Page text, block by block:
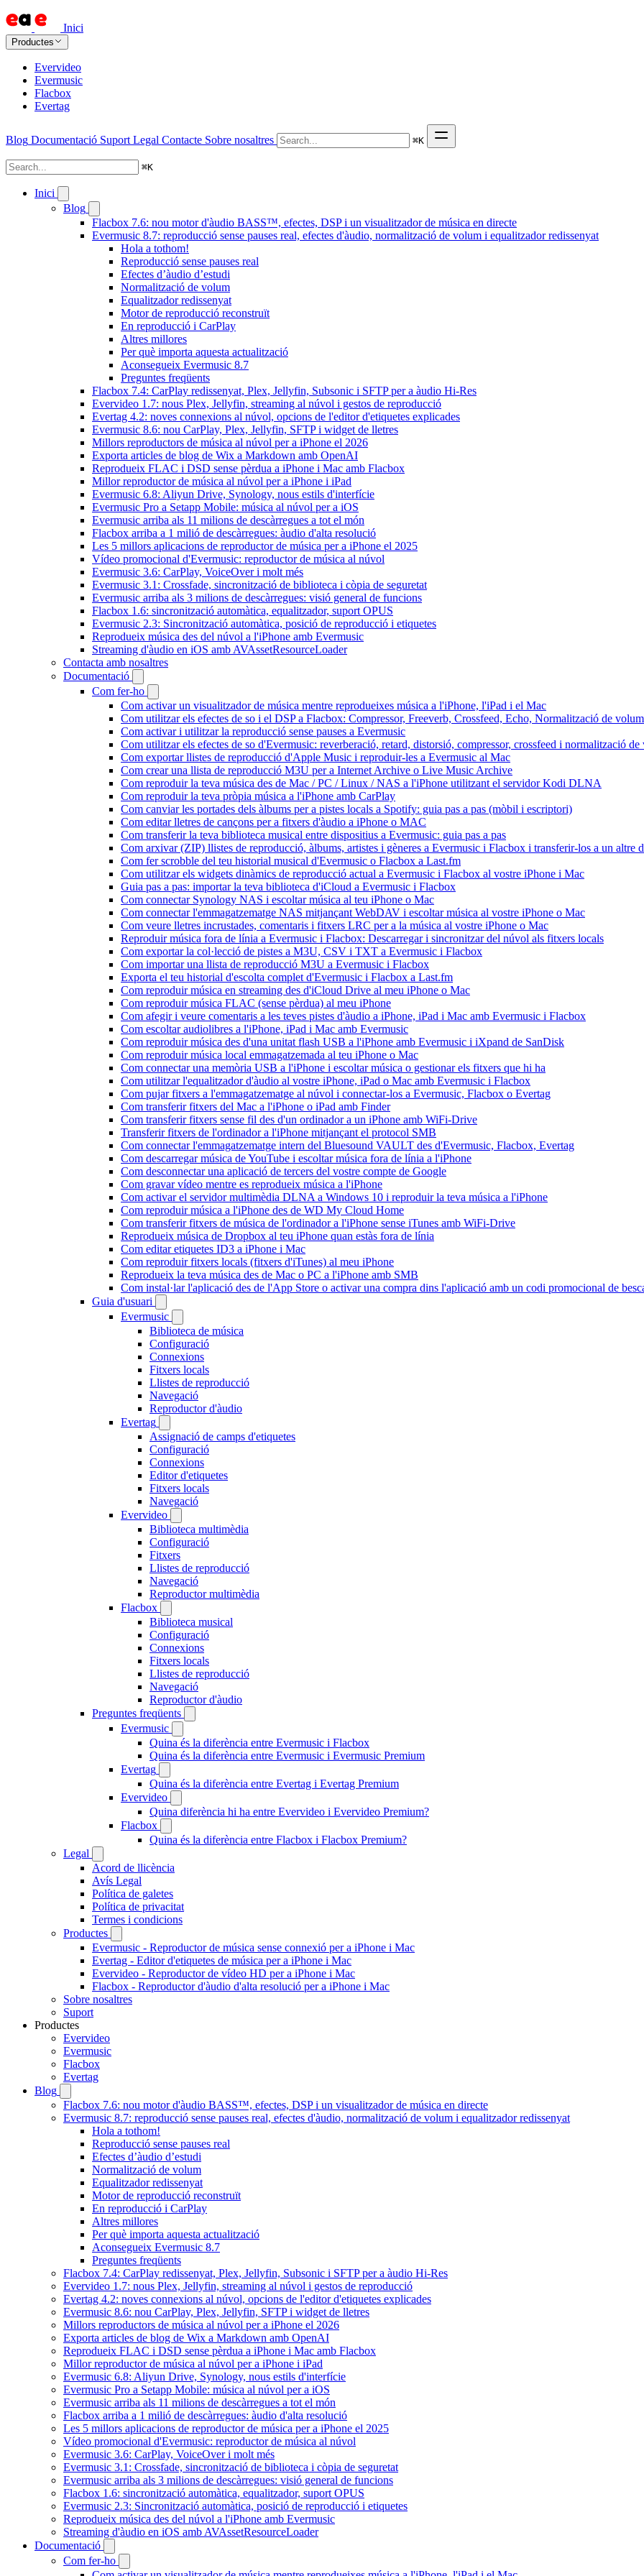
Inici
Productes
Evervideo
Evermusic
Flacbox
Evertag
Blog Documentació Suport Legal Contacte Sobre nosaltres ⌘K
⌘K
Inici
Blog
Flacbox 7.6: nou motor d'àudio BASS™, efectes, DSP i un visualitzador de música en directe
Evermusic 8.7: reproducció sense pauses real, efectes d'àudio, normalització de volum i equalitzador redissenyat
Hola a tothom!
Reproducció sense pauses real
Efectes d’àudio d’estudi
Normalització de volum
Equalitzador redissenyat
Motor de reproducció reconstruït
En reproducció i CarPlay
Altres millores
Per què importa aquesta actualització
Aconsegueix Evermusic 8.7
Preguntes freqüents
Flacbox 7.4: CarPlay redissenyat, Plex, Jellyfin, Subsonic i SFTP per a àudio Hi-Res
Evervideo 1.7: nous Plex, Jellyfin, streaming al núvol i gestos de reproducció
Evertag 4.2: noves connexions al núvol, opcions de l'editor d'etiquetes explicades
Evermusic 8.6: nou CarPlay, Plex, Jellyfin, SFTP i widget de lletres
Millors reproductors de música al núvol per a iPhone el 2026
Exporta articles de blog de Wix a Markdown amb OpenAI
Reprodueix FLAC i DSD sense pèrdua a iPhone i Mac amb Flacbox
Millor reproductor de música al núvol per a iPhone i iPad
Evermusic 6.8: Aliyun Drive, Synology, nous estils d'interfície
Evermusic Pro a Setapp Mobile: música al núvol per a iOS
Evermusic arriba als 11 milions de descàrregues a tot el món
Flacbox arriba a 1 milió de descàrregues: àudio d'alta resolució
Les 5 millors aplicacions de reproductor de música per a iPhone el 2025
Vídeo promocional d'Evermusic: reproductor de música al núvol
Evermusic 3.6: CarPlay, VoiceOver i molt més
Evermusic 3.1: Crossfade, sincronització de biblioteca i còpia de seguretat
Evermusic arriba als 3 milions de descàrregues: visió general de funcions
Flacbox 1.6: sincronització automàtica, equalitzador, suport OPUS
Evermusic 2.3: Sincronització automàtica, posició de reproducció i etiquetes
Reprodueix música des del núvol a l'iPhone amb Evermusic
Streaming d'àudio en iOS amb AVAssetResourceLoader
Contacta amb nosaltres
Documentació
Com fer-ho
Com activar un visualitzador de música mentre reprodueixes música a l'iPhone, l'iPad i el Mac
Com utilitzar els efectes de so i el DSP a Flacbox: Compressor, Freeverb, Crossfeed, Echo, Normalització de
Com activar i utilitzar la reproducció sense pauses a Evermusic
Com utilitzar els efectes de so d'Evermusic: reverberació, retard, distorsió, compressor, crossfeed i normalització de
Com exportar llistes de reproducció d'Apple Music i reproduir-les a Evermusic al Mac
Com crear una llista de reproducció M3U per a Internet Archive o Live Music Archive
Com reproduir la teva música des de Mac / PC / Linux / NAS a l'iPhone utilitzant el servidor Kodi DLNA
Com reproduir la teva pròpia música a l'iPhone amb CarPlay
Com canviar les portades dels àlbums per a pistes locals a Spotify: guia pas a pas (mòbil i escriptori)
Com editar lletres de cançons per a fitxers d'àudio a iPhone o MAC
Com transferir la teva biblioteca musical entre dispositius a Evermusic: guia pas a pas
Com arxivar (ZIP) llistes de reproducció, àlbums, artistes i gèneres a Evermusic i Flacbox i transferir-los a un altre
Com fer scrobble del teu historial musical d'Evermusic o Flacbox a Last.fm
Com utilitzar els widgets dinàmics de reproducció actual a Evermusic i Flacbox al vostre iPhone i Mac
Guia pas a pas: importar la teva biblioteca d'iCloud a Evermusic i Flacbox
Com connectar Synology NAS i escoltar música al teu iPhone o Mac
Com connectar l'emmagatzematge NAS mitjançant WebDAV i escoltar música al vostre iPhone o Mac
Com veure lletres incrustades, comentaris i fitxers LRC per a la música al vostre iPhone o Mac
Reproduir música fora de línia a Evermusic i Flacbox: Descarregar i sincronitzar del núvol als fitxers locals
Com exportar la col·lecció de pistes a M3U, CSV i TXT a Evermusic i Flacbox
Com importar una llista de reproducció M3U a Evermusic i Flacbox
Exporta el teu historial d'escolta complet d'Evermusic i Flacbox a Last.fm
Com reproduir música en streaming des d'iCloud Drive al meu iPhone o Mac
Com reproduir música FLAC (sense pèrdua) al meu iPhone
Com afegir i veure comentaris a les teves pistes d'àudio a iPhone, iPad i Mac amb Evermusic i Flacbox
Com escoltar audiolibres a l'iPhone, iPad i Mac amb Evermusic
Com reproduir música des d'una unitat flash USB a l'iPhone amb Evermusic i iXpand de SanDisk
Com reproduir música local emmagatzemada al teu iPhone o Mac
Com connectar una memòria USB a l'iPhone i escoltar música o gestionar els fitxers que hi ha
Com utilitzar l'equalitzador d'àudio al vostre iPhone, iPad o Mac amb Evermusic i Flacbox
Com pujar fitxers a l'emmagatzematge al núvol i connectar-los a Evermusic, Flacbox o Evertag
Com transferir fitxers del Mac a l'iPhone o iPad amb Finder
Com transferir fitxers sense fil des d'un ordinador a un iPhone amb WiFi-Drive
Transferir fitxers de l'ordinador a l'iPhone mitjançant el protocol SMB
Com connectar l'emmagatzematge intern del Bluesound VAULT des d'Evermusic, Flacbox, Evertag
Com descarregar música de YouTube i escoltar música fora de línia a l'iPhone
Com desconnectar una aplicació de tercers del vostre compte de Google
Com gravar vídeo mentre es reprodueix música a l'iPhone
Com activar el servidor multimèdia DLNA a Windows 10 i reproduir la teva música a l'iPhone
Com reproduir música a l'iPhone des de WD My Cloud Home
Com transferir fitxers de música de l'ordinador a l'iPhone sense iTunes amb WiFi-Drive
Reprodueix música de Dropbox al teu iPhone quan estàs fora de línia
Com editar etiquetes ID3 a iPhone i Mac
Com reproduir fitxers locals (fitxers d'iTunes) al meu iPhone
Reprodueix la teva música des de Mac o PC a l'iPhone amb SMB
Com instal·lar l'aplicació des de l'App Store o activar una compra dins l'aplicació amb un codi promocional de
Guia d'usuari
Evermusic
Biblioteca de música
Configuració
Connexions
Fitxers locals
Llistes de reproducció
Navegació
Reproductor d'àudio
Evertag
Assignació de camps d'etiquetes
Configuració
Connexions
Editor d'etiquetes
Fitxers locals
Navegació
Evervideo
Biblioteca multimèdia
Configuració
Fitxers
Llistes de reproducció
Navegació
Reproductor multimèdia
Flacbox
Biblioteca musical
Configuració
Connexions
Fitxers locals
Llistes de reproducció
Navegació
Reproductor d'àudio
Preguntes freqüents
Evermusic
Quina és la diferència entre Evermusic i Flacbox
Quina és la diferència entre Evermusic i Evermusic Premium
Evertag
Quina és la diferència entre Evertag i Evertag Premium
Evervideo
Quina diferència hi ha entre Evervideo i Evervideo Premium?
Flacbox
Quina és la diferència entre Flacbox i Flacbox Premium?
Legal
Acord de llicència
Avís Legal
Política de galetes
Política de privacitat
Termes i condicions
Productes
Evermusic - Reproductor de música sense connexió per a iPhone i Mac
Evertag - Editor d'etiquetes de música per a iPhone i Mac
Evervideo - Reproductor de vídeo HD per a iPhone i Mac
Flacbox - Reproductor d'àudio d'alta resolució per a iPhone i Mac
Sobre nosaltres
Suport
Productes
Evervideo
Evermusic
Flacbox
Evertag
Blog
Flacbox 7.6: nou motor d'àudio BASS™, efectes, DSP i un visualitzador de música en directe
Evermusic 8.7: reproducció sense pauses real, efectes d'àudio, normalització de volum i equalitzador redissenyat
Hola a tothom!
Reproducció sense pauses real
Efectes d’àudio d’estudi
Normalització de volum
Equalitzador redissenyat
Motor de reproducció reconstruït
En reproducció i CarPlay
Altres millores
Per què importa aquesta actualització
Aconsegueix Evermusic 8.7
Preguntes freqüents
Flacbox 7.4: CarPlay redissenyat, Plex, Jellyfin, Subsonic i SFTP per a àudio Hi-Res
Evervideo 1.7: nous Plex, Jellyfin, streaming al núvol i gestos de reproducció
Evertag 4.2: noves connexions al núvol, opcions de l'editor d'etiquetes explicades
Evermusic 8.6: nou CarPlay, Plex, Jellyfin, SFTP i widget de lletres
Millors reproductors de música al núvol per a iPhone el 2026
Exporta articles de blog de Wix a Markdown amb OpenAI
Reprodueix FLAC i DSD sense pèrdua a iPhone i Mac amb Flacbox
Millor reproductor de música al núvol per a iPhone i iPad
Evermusic 6.8: Aliyun Drive, Synology, nous estils d'interfície
Evermusic Pro a Setapp Mobile: música al núvol per a iOS
Evermusic arriba als 11 milions de descàrregues a tot el món
Flacbox arriba a 1 milió de descàrregues: àudio d'alta resolució
Les 5 millors aplicacions de reproductor de música per a iPhone el 2025
Vídeo promocional d'Evermusic: reproductor de música al núvol
Evermusic 3.6: CarPlay, VoiceOver i molt més
Evermusic 3.1: Crossfade, sincronització de biblioteca i còpia de seguretat
Evermusic arriba als 3 milions de descàrregues: visió general de funcions
Flacbox 1.6: sincronització automàtica, equalitzador, suport OPUS
Evermusic 2.3: Sincronització automàtica, posició de reproducció i etiquetes
Reprodueix música des del núvol a l'iPhone amb Evermusic
Streaming d'àudio en iOS amb AVAssetResourceLoader
Documentació
Com fer-ho